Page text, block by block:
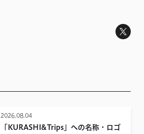
2026.08.04
「KURASHI&Trips」への名称・ロゴ